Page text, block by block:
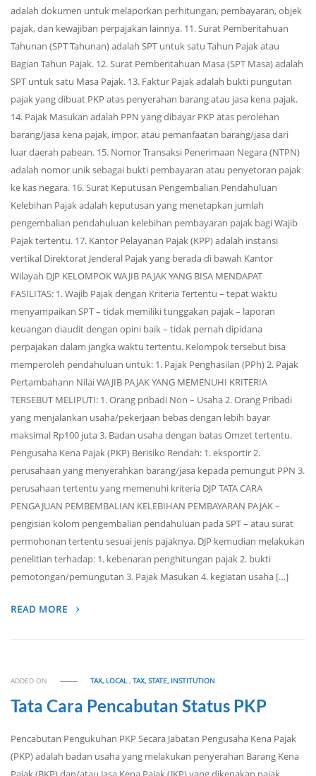
adalah dokumen untuk melaporkan perhitungan, pembayaran, objek
pajak, dan kewajiban perpajakan lainnya. 11. Surat Pemberitahuan
Tahunan (SPT Tahunan) adalah SPT untuk satu Tahun Pajak atau
Bagian Tahun Pajak. 12. Surat Pemberitahuan Masa (SPT Masa) adalah
SPT untuk satu Masa Pajak. 13. Faktur Pajak adalah bukti pungutan
pajak yang dibuat PKP atas penyerahan barang atau jasa kena pajak.
14. Pajak Masukan adalah PPN yang dibayar PKP atas perolehan
barang/jasa kena pajak, impor, atau pemanfaatan barang/jasa dari
luar daerah pabean. 15. Nomor Transaksi Penerimaan Negara (NTPN)
adalah nomor unik sebagai bukti pembayaran atau penyetoran pajak
ke kas negara. 16. Surat Keputusan Pengembalian Pendahuluan
Kelebihan Pajak adalah keputusan yang menetapkan jumlah
pengembalian pendahuluan kelebihan pembayaran pajak bagi Wajib
Pajak tertentu. 17. Kantor Pelayanan Pajak (KPP) adalah instansi
vertikal Direktorat Jenderal Pajak yang berada di bawah Kantor
Wilayah DJP KELOMPOK WAJIB PAJAK YANG BISA MENDAPAT
FASILITAS: 1. Wajib Pajak dengan Kriteria Tertentu – tepat waktu
menyampaikan SPT – tidak memiliki tunggakan pajak – laporan
keuangan diaudit dengan opini baik – tidak pernah dipidana
perpajakan dalam jangka waktu tertentu. Kelompok tersebut bisa
memperoleh pendahuluan untuk: 1. Pajak Penghasilan (PPh) 2. Pajak
Pertambahann Nilai WAJIB PAJAK YANG MEMENUHI KRITERIA
TERSEBUT MELIPUTI: 1. Orang pribadi Non – Usaha 2. Orang Pribadi
yang menjalankan usaha/pekerjaan bebas dengan lebih bayar
maksimal Rp100 juta 3. Badan usaha dengan batas Omzet tertentu.
Pengusaha Kena Pajak (PKP) Berisiko Rendah: 1. eksportir 2.
perusahaan yang menyerahkan barang/jasa kepada pemungut PPN 3.
perusahaan tertentu yang memenuhi kriteria DJP TATA CARA
PENGAJUAN PEMBEMBALIAN KELEBIHAN PEMBAYARAN PAJAK –
pengisian kolom pengembalian pendahuluan pada SPT – atau surat
permohonan tertentu sesuai jenis pajaknya. DJP kemudian melakukan
penelitian terhadap: 1. kebenaran penghitungan pajak 2. bukti
pemotongan/pemungutan 3. Pajak Masukan 4. kegiatan usaha […]
READ MORE
ADDED ON TAX, LOCAL,TAX, STATE, INSTITUTION
Tata Cara Pencabutan Status PKP
Pencabutan Pengukuhan PKP Secara Jabatan Pengusaha Kena Pajak
(PKP) adalah badan usaha yang melakukan penyerahan Barang Kena